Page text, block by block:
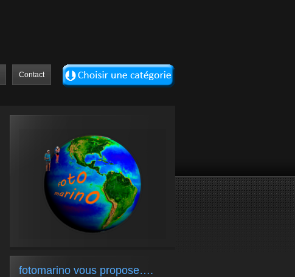
Contact
fotomarino vous propose….